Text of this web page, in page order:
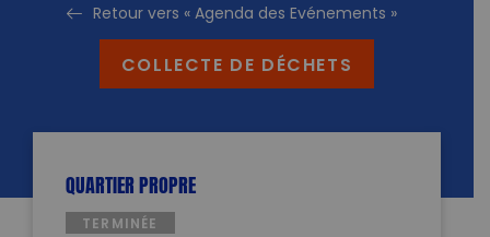
Retour vers « Agenda des Evénements »
COLLECTE DE DÉCHETS
QUARTIER PROPRE
TERMINÉE